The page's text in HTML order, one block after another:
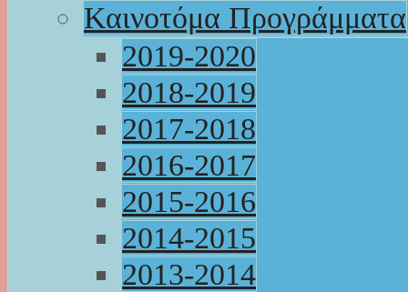
Καινοτόμα Προγράμματα
2019-2020
2018-2019
2017-2018
2016-2017
2015-2016
2014-2015
2013-2014